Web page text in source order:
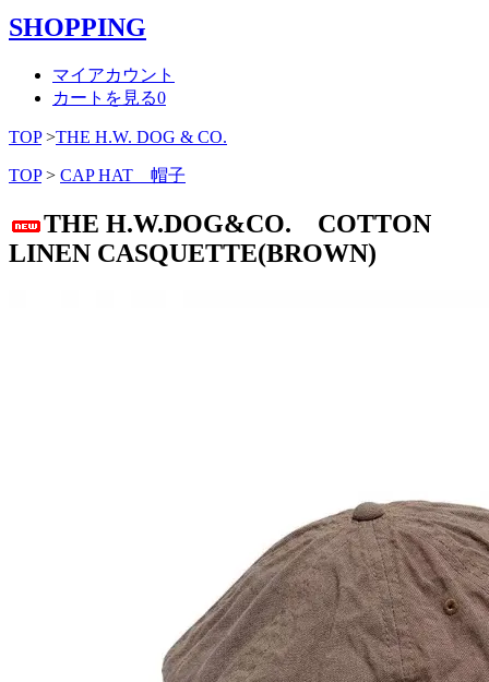
SHOPPING
マイアカウント
カートを見る0
TOP >THE H.W. DOG & CO.
TOP > CAP HAT 帽子
THE H.W.DOG&CO. COTTON
LINEN CASQUETTE(BROWN)